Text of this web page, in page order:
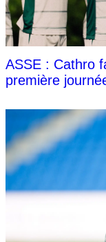
ASSE : Cathro
première